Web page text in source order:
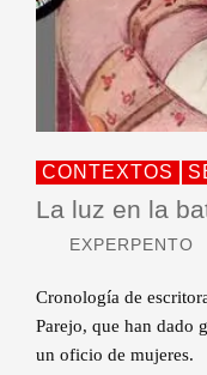
CONTEXTOS
La luz en la
EXPERPENTO
Cronología de
Parejo, que han dado
un oficio de mujeres.